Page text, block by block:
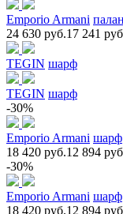
Emporio Armani
24 630 руб.17 241
TEGIN шарф
TEGIN шарф
-30%
Emporio Armani шарф
18 420 руб.12 894
-30%
Emporio Armani шарф
18 420 руб.12 894